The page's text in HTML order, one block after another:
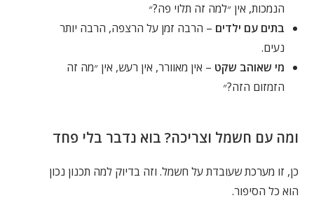
הנמכות, אין ״למה זה תלוי פה?״
בתים עם ילדים – הרבה זמן על הרצפה, הרבה יותר
נעים.
מי שאוהב שקט – אין מאוורר, אין רעש, אין ״מה זה
הזמזום הזה?״
ומה עם חשמל וצריכה? בוא נדבר בלי פחד
כן, זו מערכת שעובדת על חשמל. וזה בדיוק למה תכנון נכון
הוא כל הסיפור.